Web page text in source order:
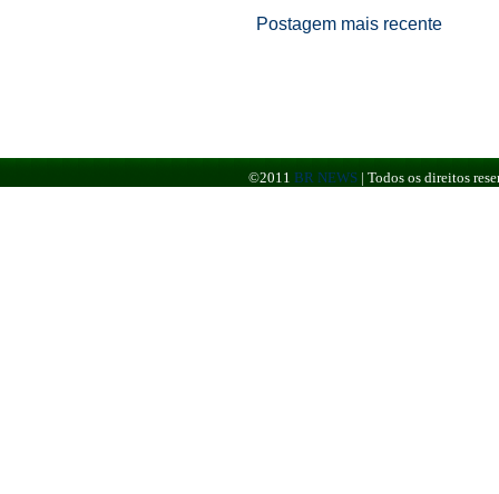
Postagem mais recente
©2011 BR NEWS | Todos os direitos